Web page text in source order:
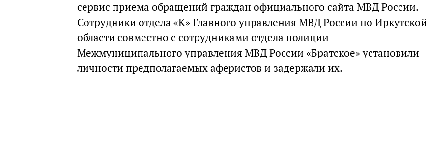
сервис приема обращений граждан официального сайта МВД России.
Сотрудники отдела «К» Главного управления МВД России по Иркутской
области совместно с сотрудниками отдела полиции
Межмуниципального управления МВД России «Братское» установили
личности предполагаемых аферистов и задержали их.